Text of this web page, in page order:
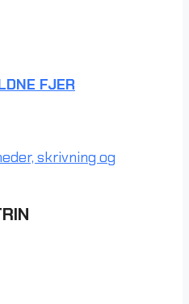
FJER
skrivning og